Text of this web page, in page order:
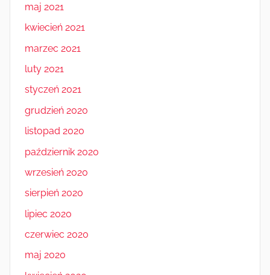
maj 2021
kwiecień 2021
marzec 2021
luty 2021
styczeń 2021
grudzień 2020
listopad 2020
październik 2020
wrzesień 2020
sierpień 2020
lipiec 2020
czerwiec 2020
maj 2020